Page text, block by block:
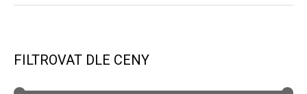
FILTROVAT DLE CENY